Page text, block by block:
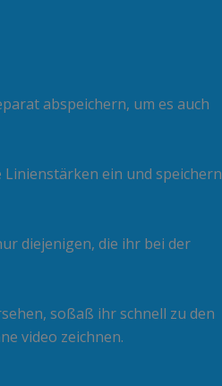
abspeichern, um es auch
ein und speichern
diejenigen, die ihr bei der
soßaß ihr schnell zu den
video zeichnen.